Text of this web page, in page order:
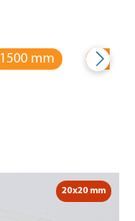
1500 mm 2000
20x20 mm